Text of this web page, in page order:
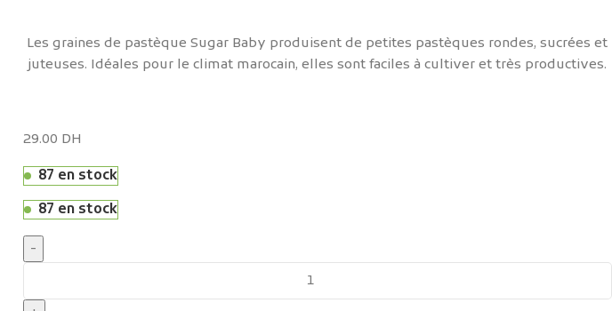
Les graines de pastèque Sugar Baby produisent de petites pastèques rondes, sucrées et
juteuses. Idéales pour le climat marocain, elles sont faciles à cultiver et très productives.
29.00 DH
87 en stock
87 en stock